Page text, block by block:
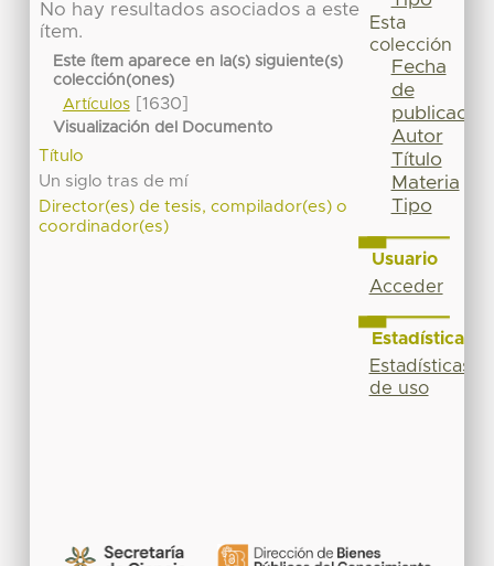
No hay resultados asociados a este
ítem.
Este ítem aparece en la(s) siguiente(s)
colección(ones)
Artículos[1630]
Visualización del Documento
Título
Un siglo tras de mí
Director(es) de tesis, compilador(es) o
coordinador(es)
Esta
colección
Fecha
de
publicación
Autor
Título
Materia
Tipo
Usuario
Acceder
Estadísticas
Estadísticas
de uso